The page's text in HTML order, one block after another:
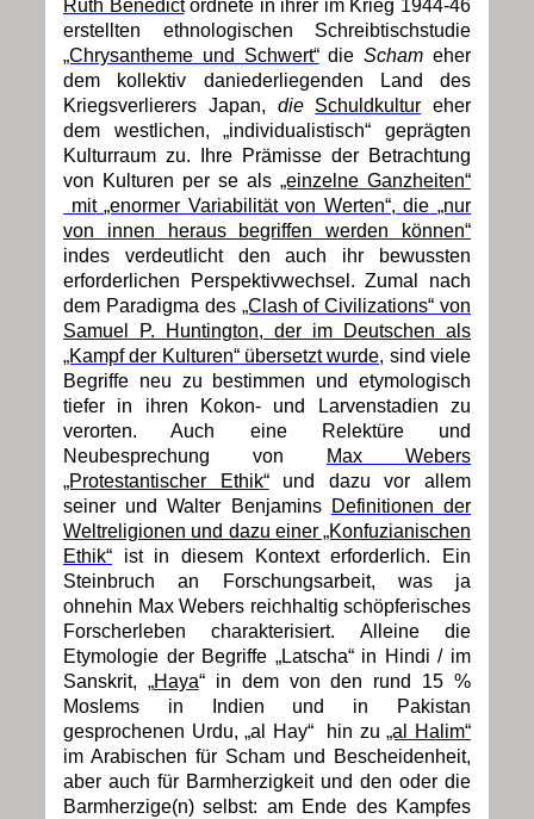
Ruth Benedict ordnete in ihrer im Krieg 1944-46
erstellten ethnologischen Schreibtischstudie
„Chrysantheme und Schwert“dieScham eher
dem kollektiv daniederliegenden Land des
Kriegsverlierers Japan, die Schuldkultur eher
dem westlichen, „individualistisch“ geprägten
Kulturraum zu. Ihre Prämisse der Betrachtung
von Kulturen per se als „einzelne Ganzheiten“
mit „enormer Variabilität von Werten“, die „nur
von innen heraus begriffen werden können“
indes verdeutlicht den auch ihr bewussten
erforderlichen Perspektivwechsel. Zumal nach
dem Paradigma des „Clash of Civilizations“ von
Samuel P. Huntington, der im Deutschen als
„Kampf der Kulturen“ übersetzt wurde, sind viele
Begriffe neu zu bestimmen und etymologisch
tiefer in ihren Kokon- und Larvenstadien zu
verorten. Auch eine Relektüre und
Neubesprechung von
Max Webers
„Protestantischer Ethik“und dazu vor allem
seiner und Walter Benjamins Definitionen der
Weltreligionen und dazu einer „Konfuzianischen
Ethik“ ist in diesem Kontext erforderlich. Ein
Steinbruch an Forschungsarbeit, was ja
ohnehin Max Webers reichhaltig schöpferisches
Forscherleben charakterisiert. Alleine die
Etymologie der Begriffe „Latscha“ in Hindi / im
Sanskrit, „Haya“ in dem von den rund 15 %
Moslems in Indien und in Pakistan
gesprochenen Urdu, „al Hay“ hin zu„al Halim“
im Arabischen für Scham und Bescheidenheit,
aber auch für Barmherzigkeit und den oder die
Barmherzige(n) selbst: am Ende des Kampfes